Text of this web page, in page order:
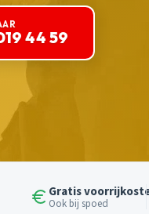
44 59
Gratis
Ook bij spoed